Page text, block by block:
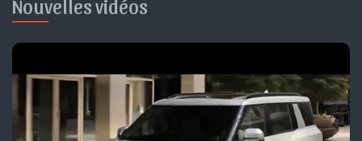
Nouvelles vidéos